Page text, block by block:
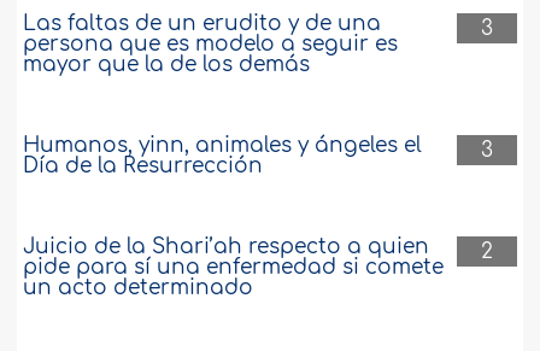
3
Las faltas de un erudito y de una
persona que es modelo a seguir es
mayor que la de los demás
3
Humanos, yinn, animales y ángeles el
Día de la Resurrección
2
Juicio de la Shari’ah respecto a quien
pide para sí una enfermedad si comete
un acto determinado